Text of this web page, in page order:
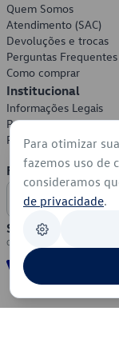
Quem Somos
Atendimento (SAC)
Devoluções e trocas
Perguntas Frequentes
Como comprar
Institucional
Informações Legais
Política de Privacidade
Política de Cookies
Formas de
Segurança
Para otimizar
fazemos uso de
consideramos
de privacidade.